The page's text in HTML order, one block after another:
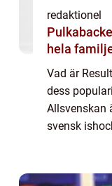
redaktionel
Pulkabacke
hela
Vad är
dess
Allsvenskan
svensk
att...